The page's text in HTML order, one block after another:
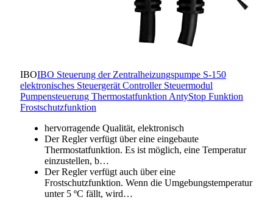
IBOIBO Steuerung der Zentralheizungspumpe S-150
elektronisches Steuergerät Controller Steuermodul
Pumpensteuerung Thermostatfunktion AntyStop Funktion
Frostschutzfunktion
hervorragende Qualität, elektronisch
Der Regler verfügt über eine eingebaute
Thermostatfunktion. Es ist möglich, eine Temperatur
einzustellen, b…
Der Regler verfügt auch über eine
Frostschutzfunktion. Wenn die Umgebungstemperatur
unter 5 ºC fällt, wird…